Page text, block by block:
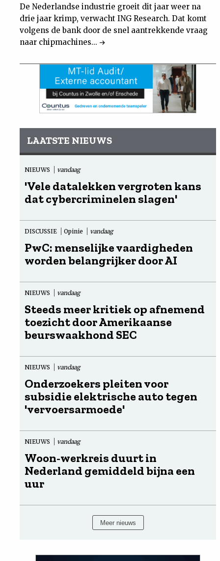
De Nederlandse industrie groeit dit jaar weer na
drie jaar krimp, verwacht ING Research. Dat komt
volgens de bank door de snel aantrekkende vraag
naar chipmachines...
LAATSTE NIEUWS
NIEUWS vandaag
'Vele datalekken vergroten kans
dat cybercriminelen slagen'
DISCUSSIE Opinie vandaag
PwC: menselijke vaardigheden
worden belangrijker door AI
NIEUWS vandaag
Steeds meer kritiek op afnemend
toezicht door Amerikaanse
beurswaakhond SEC
NIEUWS vandaag
Onderzoekers pleiten voor
subsidie elektrische auto tegen
'vervoersarmoede'
NIEUWS vandaag
Woon-werkreis duurt in
Nederland gemiddeld bijna een
uur
Meer nieuws